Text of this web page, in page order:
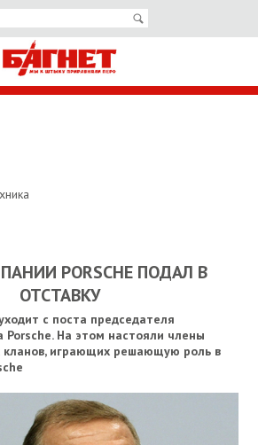
PORSCHE ПОДАЛ В
ОТСТАВКУ
с поста председателя
Porsche. На этом настояли члены
кланов, играющих решающую роль в